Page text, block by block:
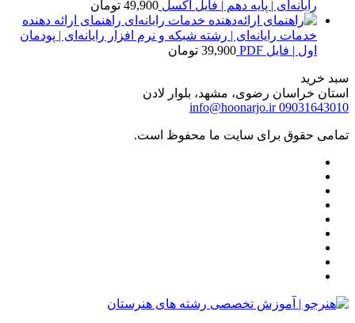
رایانه‌ای | پایه دهم | فایل اکسل 49,900 تومان
راهنمای ارائه دهنده
خدمات رایانه‌ای | رشته شبکه و نرم افزار رایانه‌ای | پودمان
اول | فایل PDF
39,900 تومان
سبد خرید
استان خراسان رضوی، مشهد، بلوار لادن
09031643010
info@hoonarjo.ir
تمامی حقوق برای سایت ما محفوظ است.